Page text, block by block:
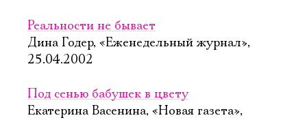
Реальности не бывает
Дина Годер, «Еженедельный журнал»,
25.04.2002
Под сенью бабушек в цвету
Екатерина Васенина, «Новая газета»,